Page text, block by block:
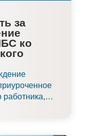
за
ко
работника,